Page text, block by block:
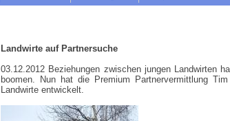
Landwirte auf Partnersuche
03.12.2012 Beziehungen zwischen jungen Landwirten
boomen. Nun hat die Premium Partnervermittlung
Landwirte entwickelt.